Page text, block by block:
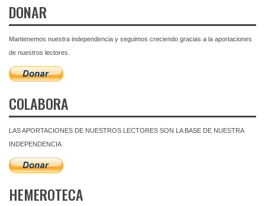
DONAR
Mantenemos nuestra independencia y seguimos creciendo gracias a la aportaciones
de nuestros lectores.
COLABORA
LAS APORTACIONES DE NUESTROS LECTORES SON LA BASE DE NUESTRA
INDEPENDENCIA
HEMEROTECA